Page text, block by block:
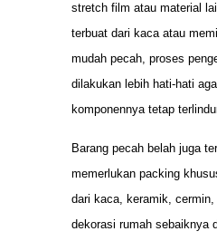
stretch film atau material
terbuat dari kaca atau
mudah pecah, proses
dilakukan lebih hati-hati
komponennya tetap
Barang pecah belah juga
memerlukan packing
dari kaca, keramik,
dekorasi rumah sebaiknya